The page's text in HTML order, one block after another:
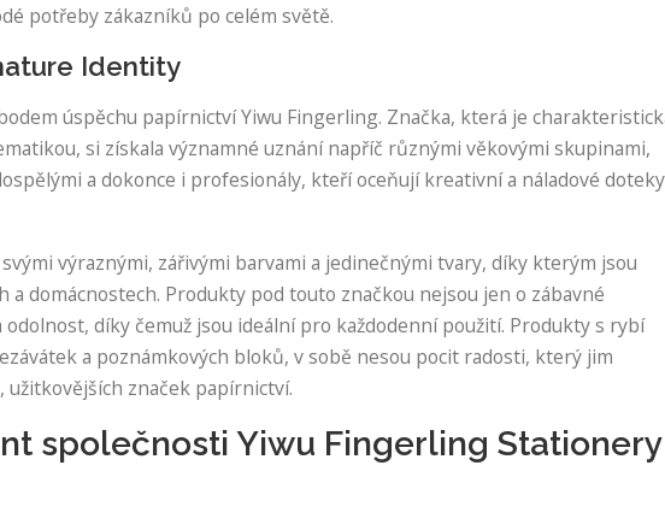
potřeby zákazníků po celém světě.
Identity
úspěchu papírnictví Yiwu Fingerling. Značka, která je
si získala významné uznání napříč různými věkovými skupinami,
a dokonce i profesionály, kteří oceňují kreativní a náladové doteky
výraznými, zářivými barvami a jedinečnými tvary, díky kterým jsou
a domácnostech. Produkty pod touto značkou nejsou jen o zábavné
díky čemuž jsou ideální pro každodenní použití. Produkty s rybí
a poznámkových bloků, v sobě nesou pocit radosti, který jim
značek papírnictví.
společnosti Yiwu Fingerling Stationery